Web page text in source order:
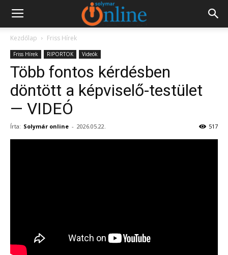
Kezdőlap Friss Hírek
Friss Hírek RIPORTOK Videók
Több fontos kérdésben
döntött a képviselő-testület
— VIDEÓ
Írta: Solymár online - 2026.05.22. 517